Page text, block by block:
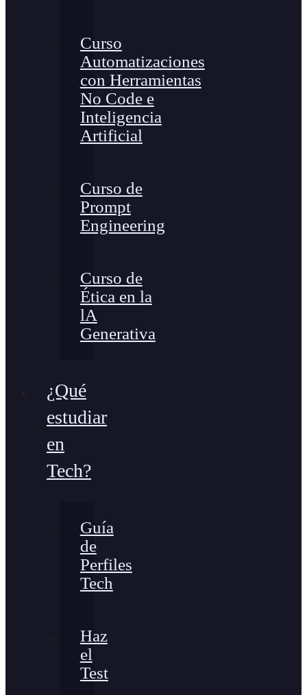
Curso
Automatizaciones
con Herramientas
No Code e
Inteligencia
Artificial
Curso de
Prompt
Engineering
Curso de
Ética en la
lA
Generativa
¿Qué
estudiar
en
Tech?
Guía
de
Perfiles
Tech
Haz
el
Test